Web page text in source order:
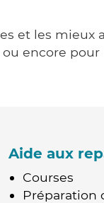
et les mieux
encore
Aide aux
Courses
Préparation